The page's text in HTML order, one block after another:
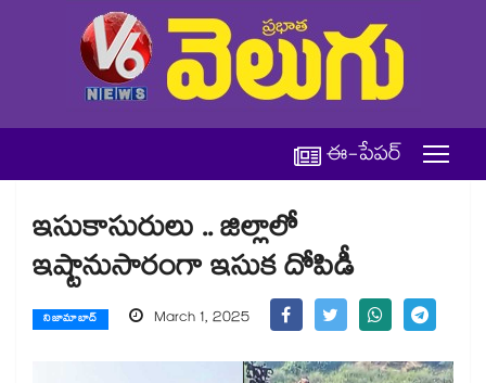
ఈ-పేపర్
ఇసుకాసురులు .. జిల్లాలో
ఇష్టానుసారంగా ఇసుక దోపిడీ
నిజామాబాద్ March 1, 2025